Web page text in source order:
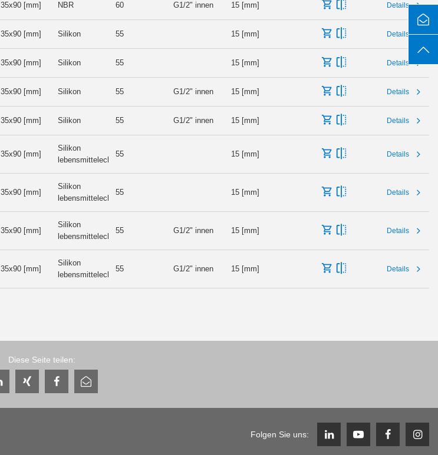
35x90 [mm] NBR 60 G1/2" innen 15 [mm] Details
35x90 [mm] Silikon 55 15 [mm] Details
35x90 [mm] Silikon 55 15 [mm] Details
35x90 [mm] Silikon 55 G1/2" innen 15 [mm] Details
35x90 [mm] Silikon 55 G1/2" innen 15 [mm] Details
35x90 [mm]
Silikon
lebensmittelecht
55 15 [mm] Details
35x90 [mm]
Silikon
lebensmittelecht
55 15 [mm] Details
35x90 [mm]
Silikon
lebensmittelecht
55 G1/2" innen 15 [mm] Details
35x90 [mm]
Silikon
lebensmittelecht
55 G1/2" innen 15 [mm] Details
Diese Seite teilen:
Folgen Sie uns: